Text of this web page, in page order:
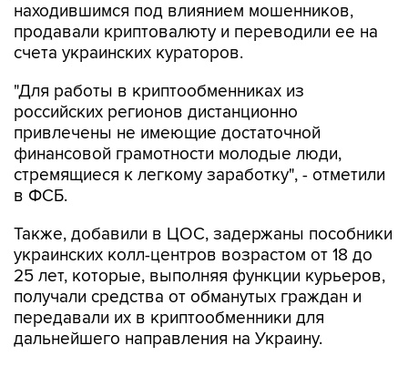
находившимся под влиянием мошенников,
продавали криптовалюту и переводили ее на
счета украинских кураторов.
"Для работы в криптообменниках из
российских регионов дистанционно
привлечены не имеющие достаточной
финансовой грамотности молодые люди,
стремящиеся к легкому заработку", - отметили
в ФСБ.
Также, добавили в ЦОС, задержаны пособники
украинских колл-центров возрастом от 18 до
25 лет, которые, выполняя функции курьеров,
получали средства от обманутых граждан и
передавали их в криптообменники для
дальнейшего направления на Украину.